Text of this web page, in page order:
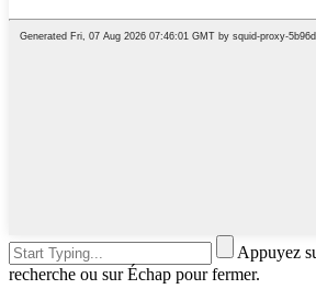
Appuyez
recherche ou sur Échap pour fermer.